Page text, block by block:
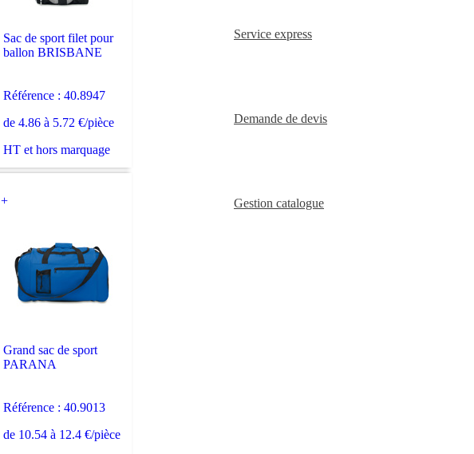
Sac de sport filet pour
ballon BRISBANE
Référence : 40.8947
de 4.86 à 5.72 €/pièce
HT et hors marquage
+
Grand sac de sport
PARANA
Référence : 40.9013
de 10.54 à 12.4 €/pièce
Service express
Demande de devis
Gestion catalogue